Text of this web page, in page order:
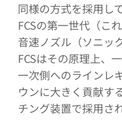
同様の方式を採用し
FCSの第一世代（こ
音速ノズル（ソニッ
FCSはその原理上、
一次側へのラインレ
ウンに大きく貢献す
チング装置で採用さ